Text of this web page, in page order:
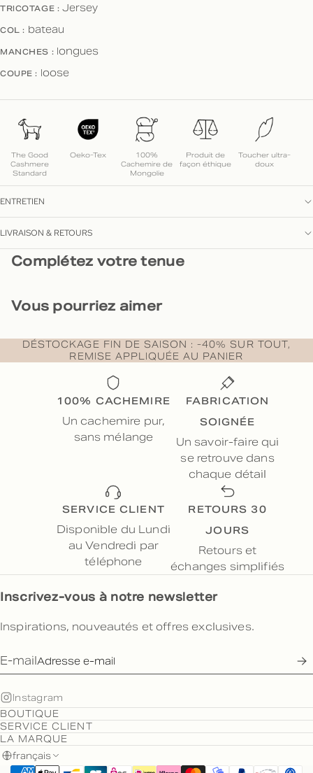
TRICOTAGE : Jersey
COL : bateau
MANCHES : longues
COUPE : loose
The Good
Cashmere
Standard
Oeko-Tex
100%
Cachemire de
Mongolie
Produit de
façon éthique
Toucher ultra-
doux
ENTRETIEN
LIVRAISON & RETOURS
Complétez votre tenue
Vous pourriez aimer
DÉSTOCKAGE FIN DE SAISON : -40% SUR TOUT,
REMISE APPLIQUÉE AU PANIER
100% CACHEMIRE
Un cachemire pur,
sans mélange
FABRICATION
SOIGNÉE
Un savoir-faire qui
se retrouve dans
chaque détail
SERVICE CLIENT
Disponible du Lundi
au Vendredi par
téléphone
RETOURS 30
JOURS
Retours et
échanges simplifiés
Inscrivez-vous à notre newsletter
Inspirations, nouveautés et offres exclusives.
E-mail
Instagram
BOUTIQUE
SERVICE CLIENT
LA MARQUE
français